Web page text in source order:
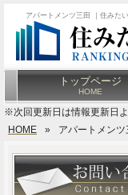
アパートメンツ三田 ｜住みた
トップページ
HOME
※次回更新日は情報更新日
HOME
» アパートメンツ